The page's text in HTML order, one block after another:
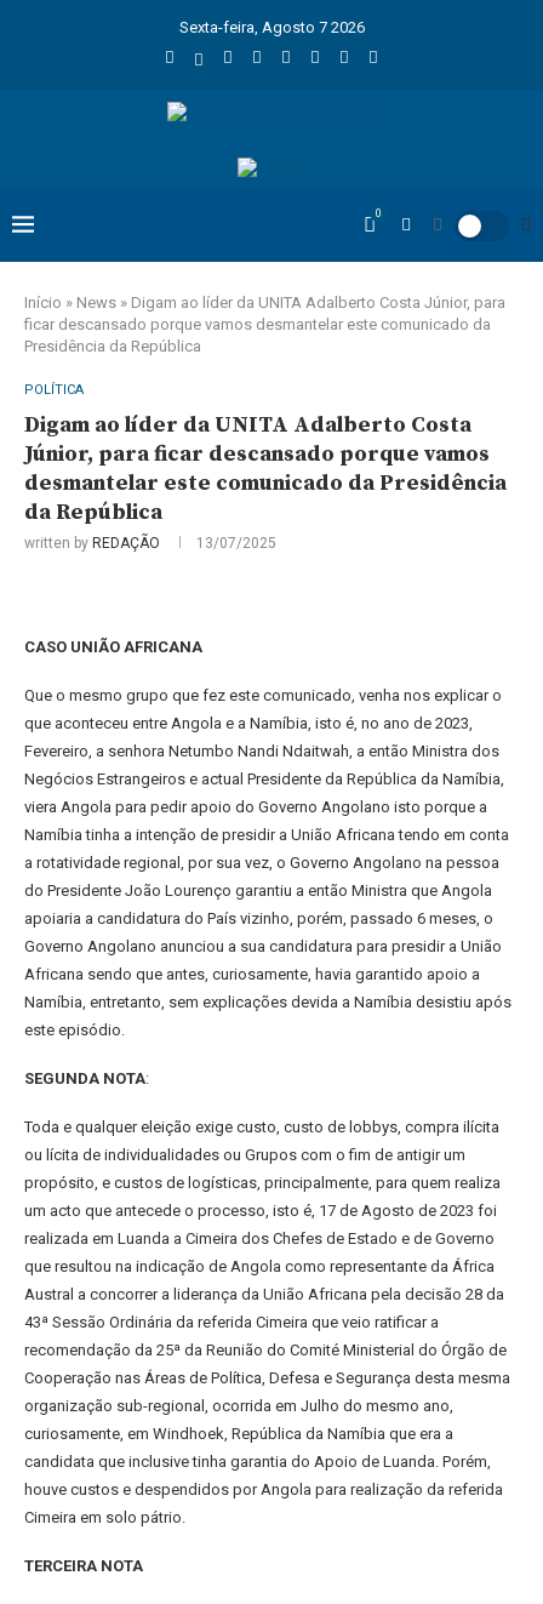
Sexta-feira, Agosto 7 2026
0
Início » News » Digam ao líder da UNITA Adalberto Costa Júnior, para
ficar descansado porque vamos desmantelar este comunicado da
Presidência da República
POLÍTICA
Digam ao líder da UNITA Adalberto Costa
Júnior, para ficar descansado porque vamos
desmantelar este comunicado da Presidência
da República
written by REDAÇÃO 13/07/2025
CASO UNIÃO AFRICANA
Que o mesmo grupo que fez este comunicado, venha nos explicar o
que aconteceu entre Angola e a Namíbia, isto é, no ano de 2023,
Fevereiro, a senhora Netumbo Nandi Ndaitwah, a então Ministra dos
Negócios Estrangeiros e actual Presidente da República da Namíbia,
viera Angola para pedir apoio do Governo Angolano isto porque a
Namíbia tinha a intenção de presidir a União Africana tendo em conta
a rotatividade regional, por sua vez, o Governo Angolano na pessoa
do Presidente João Lourenço garantiu a então Ministra que Angola
apoiaria a candidatura do País vizinho, porém, passado 6 meses, o
Governo Angolano anunciou a sua candidatura para presidir a União
Africana sendo que antes, curiosamente, havia garantido apoio a
Namíbia, entretanto, sem explicações devida a Namíbia desistiu após
este episódio.
SEGUNDA NOTA:
Toda e qualquer eleição exige custo, custo de lobbys, compra ilícita
ou lícita de individualidades ou Grupos com o fim de antigir um
propósito, e custos de logísticas, principalmente, para quem realiza
um acto que antecede o processo, isto é, 17 de Agosto de 2023 foi
realizada em Luanda a Cimeira dos Chefes de Estado e de Governo
que resultou na indicação de Angola como representante da África
Austral a concorrer a liderança da União Africana pela decisão 28 da
43ª Sessão Ordinária da referida Cimeira que veio ratificar a
recomendação da 25ª da Reunião do Comité Ministerial do Órgão de
Cooperação nas Áreas de Política, Defesa e Segurança desta mesma
organização sub-regional, ocorrida em Julho do mesmo ano,
curiosamente, em Windhoek, República da Namíbia que era a
candidata que inclusive tinha garantia do Apoio de Luanda. Porém,
houve custos e despendidos por Angola para realização da referida
Cimeira em solo pátrio.
TERCEIRA NOTA